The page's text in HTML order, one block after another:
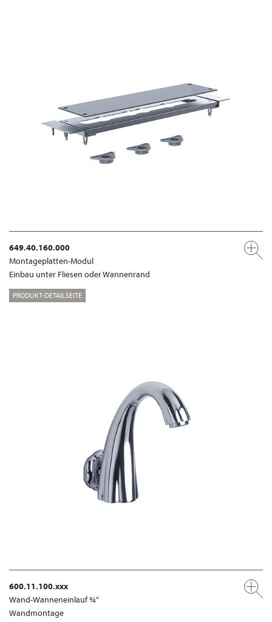
649.40.160.000
Montageplatten-Modul
Einbau unter Fliesen oder Wannenrand
PRODUKT-DETAILSEITE
600.11.100.xxx
Wand-Wanneneinlauf ¾“
Wandmontage